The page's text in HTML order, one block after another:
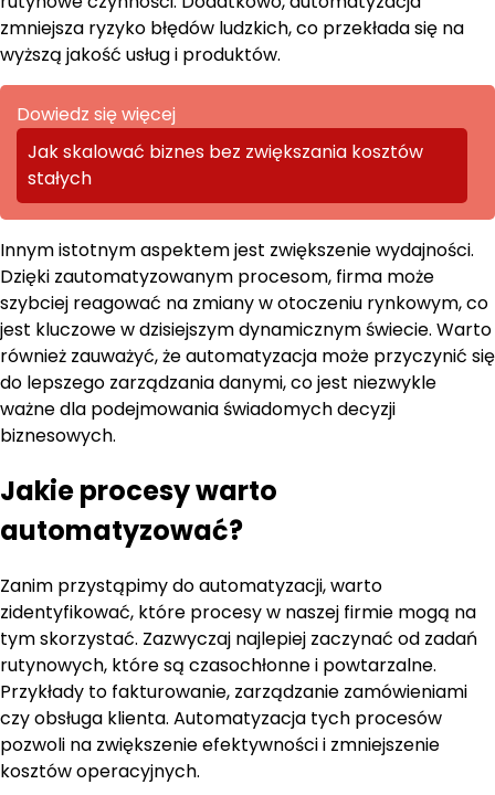
zmniejsza ryzyko błędów ludzkich, co przekłada się na
wyższą jakość usług i produktów.
Dowiedz się więcej
Jak skalować biznes bez zwiększania kosztów
stałych
Innym istotnym aspektem jest zwiększenie wydajności.
Dzięki zautomatyzowanym procesom, firma może
szybciej reagować na zmiany w otoczeniu rynkowym, co
jest kluczowe w dzisiejszym dynamicznym świecie. Warto
również zauważyć, że automatyzacja może przyczynić się
do lepszego zarządzania danymi, co jest niezwykle
ważne dla podejmowania świadomych decyzji
biznesowych.
Jakie procesy warto
automatyzować?
Zanim przystąpimy do automatyzacji, warto
zidentyfikować, które procesy w naszej firmie mogą na
tym skorzystać. Zazwyczaj najlepiej zaczynać od zadań
rutynowych, które są czasochłonne i powtarzalne.
Przykłady to fakturowanie, zarządzanie zamówieniami
czy obsługa klienta. Automatyzacja tych procesów
pozwoli na zwiększenie efektywności i zmniejszenie
kosztów operacyjnych.